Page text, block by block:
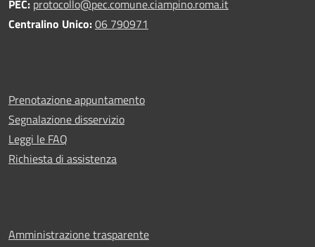
PEC: protocollo@pec.comune.ciampino.roma.it
Centralino Unico:06 790971
Prenotazione appuntamento
Segnalazione disservizio
Leggi le FAQ
Richiesta di assistenza
Amministrazione trasparente